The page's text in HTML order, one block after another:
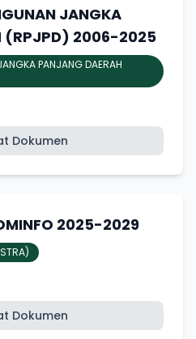
JANGKA
(RPJPD) 2006-2025
PANJANG DAERAH
Dokumen
2025-2029
Dokumen